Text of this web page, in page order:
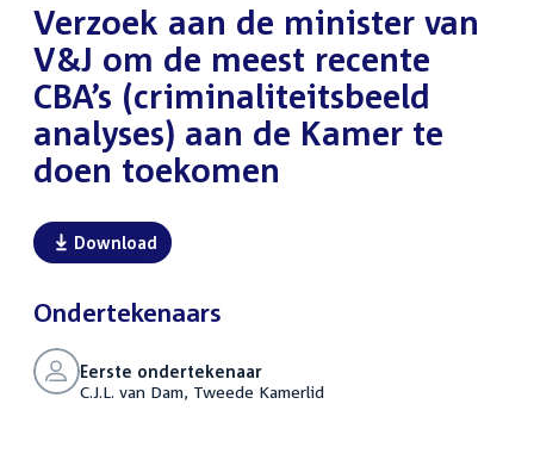
:Verzoek aan de minister van
V&J om de meest recente
CBA’s (criminaliteitsbeeld
analyses) aan de Kamer te
doen toekomen
Download
Ondertekenaars
Eerste ondertekenaar
C.J.L. van Dam, Tweede Kamerlid